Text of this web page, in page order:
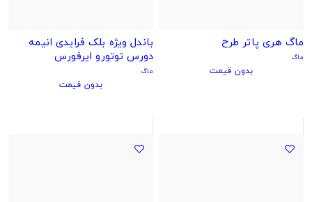
ماگ هری پاتر طرح
ماگ
بدون قیمت
باندل ویژه بلک فرایدی انیمه
دورس توتورو ایرفورس
ماگ
بدون قیمت